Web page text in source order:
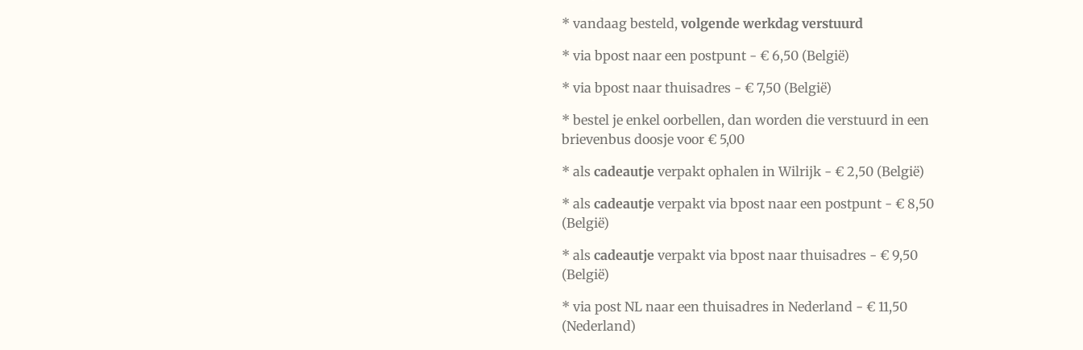
* vandaag besteld, volgende werkdag verstuurd
* via bpost naar een postpunt - € 6,50 (België)
* via bpost naar thuisadres - € 7,50 (België)
* bestel je enkel oorbellen, dan worden die verstuurd in een
brievenbus doosje voor € 5,00
* als cadeautje verpakt ophalen in Wilrijk - € 2,50 (België)
* als cadeautje verpakt via bpost naar een postpunt - € 8,50
(België)
* als cadeautje verpakt via bpost naar thuisadres - € 9,50
(België)
* via post NL naar een thuisadres in Nederland - € 11,50
(Nederland)